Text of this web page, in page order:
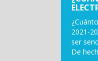
2021-
ser
De